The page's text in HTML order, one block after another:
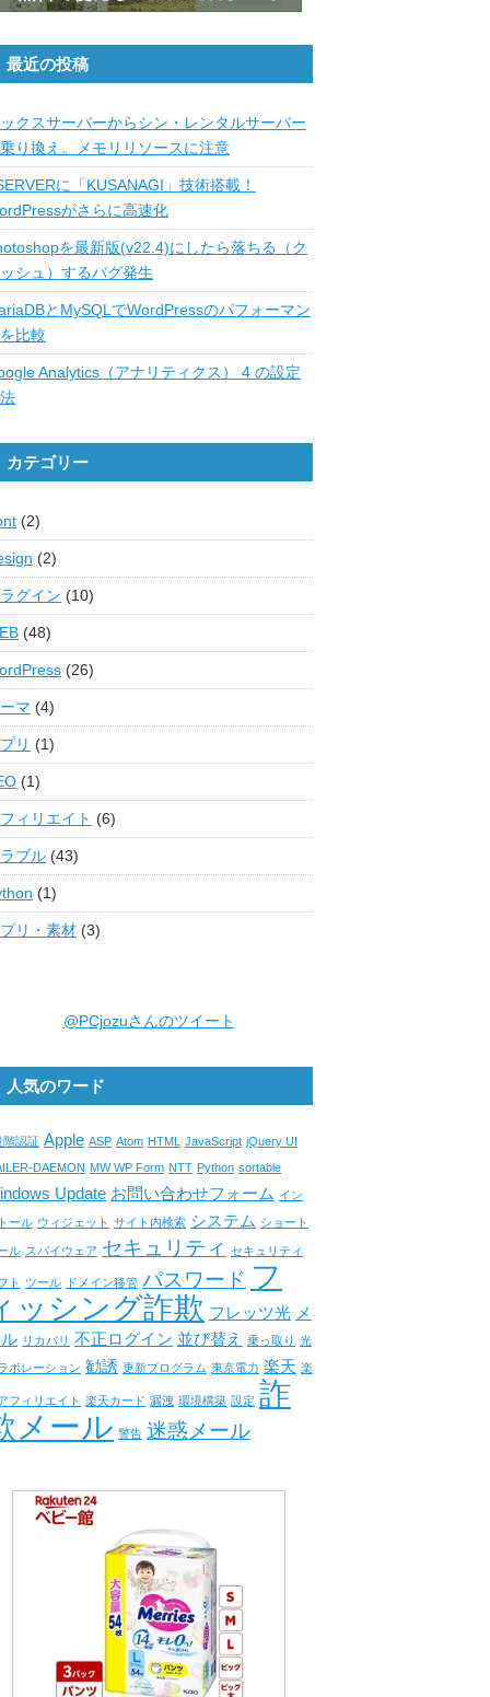
最近の投稿
クスサーバーからシン・レンタルサーバー
り換え。メモリリソースに注意
に「KUSANAGI」技術搭載！
がさらに高速化
を最新版(v22.4)にしたら落ちる（ク
シュ）するバグ発生
とMySQLでWordPressのパフォーマン
比較
Analytics（アナリティクス） 4 の設定
カテゴリー
(2)
(2)
グイン (10)
(48)
(26)
マ (4)
リ (1)
(1)
ィリエイト (6)
ラブル (43)
(1)
リ・素材 (3)
@PCjozuさんのツイート
人気のワード
階認証 Apple ASP Atom HTML JavaScript jQuery UI
DAEMON MW WP Form NTT Python sortable
Update お問い合わせフォーム イン
ール ウィジェット サイト内検索 システム ショート
ル スパイウェア セキュリティ セキュリティ
ト ツール ドメイン移管 パスワード フ
ッシング詐欺 フレッツ光 メ
リカバリ 不正ログイン 並び替え 乗っ取り 光
ボレーション 勧誘 更新プログラム 東京電力 楽天 楽
フィリエイト 楽天カード 漏洩 環境構築 設定 詐
メール 警告 迷惑メール